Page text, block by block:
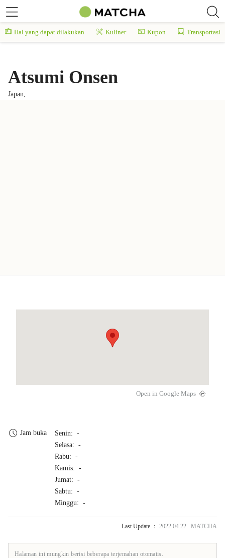
Hal yang dapat dilakukan Kuliner Kupon Transportasi
Atsumi Onsen
Japan,
Open in Google Maps
Jam buka
Senin: -
Selasa: -
Rabu: -
Kamis: -
Jumat: -
Sabtu: -
Minggu: -
Last Update ： 2022.04.22 MATCHA
Halaman ini mungkin berisi beberapa terjemahan otomatis.